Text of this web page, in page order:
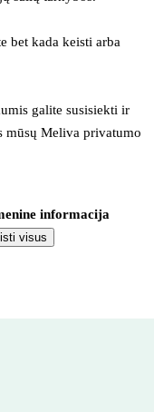
bet kada keisti arba
galite susisiekti ir
mūsų Meliva privatumo
informacija
visus